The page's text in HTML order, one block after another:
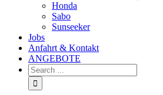
Honda
Sabo
Sunseeker
Jobs
Anfahrt & Kontakt
ANGEBOTE